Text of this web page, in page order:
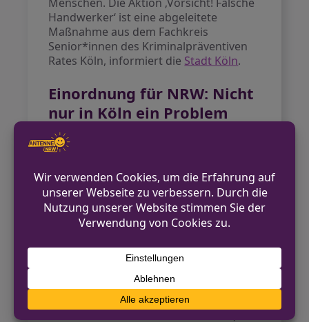
Handwerker‘ ist eine abgeleitete
Maßnahme aus dem Fachkreis
Senior*innen des Kriminalpräventiven
Rates Köln, informiert die Stadt Köln.
Einordnung für NRW: Nicht
nur in Köln ein Problem
Die Betrugsmaschen beschränken sich
nicht nur auf Köln und Leverkusen. Auch
Handwerker aus und stahlen Schmuck
von einer Seniorin, berichtet der
Express . Die Polizei bittet landesweit um
erhöhte Aufmerksamkeit und Hinweise
Ausblick und Prävention
Die Polizei verstärkt ihre